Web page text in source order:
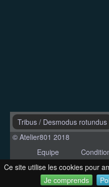
Ce site utilise les cookies pour
Je comprends
Tribus / Desmodus rotundus
© Atelier801 2018
Equipe
Politique de